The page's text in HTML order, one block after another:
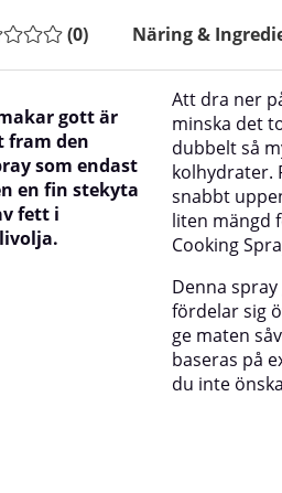
(0) Näring &
gott är
fram den
som endast
en fin stekyta
fett i
Att dra ner
minska det
dubbelt så
kolhydrater.
snabbt
liten mängd
Cooking
Denna
fördelar sig
ge maten
baseras på
du inte